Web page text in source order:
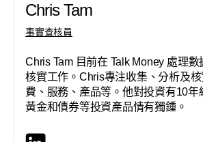
Chris Tam
事實查核員
Chris Tam 目前在 Talk Money 處理
核實工作。Chris專注收集、分析及
費、服務、產品等。他對投資有10年
黃金和債券等投資產品情有獨鍾。